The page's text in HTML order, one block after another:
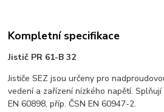
Kompletní specifikace
Jistič PR 61-B 32
Jističe SEZ jsou určeny pro
vedení a zařízení nízkého napětí. Splňují
EN 60898, příp. ČSN EN 60947-2.